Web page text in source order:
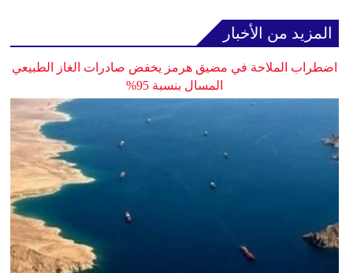
المزيد من الأخبار
اضطراب الملاحة في مضيق هرمز يخفض صادرات الغاز الطبيعي
المسال بنسبة 95%